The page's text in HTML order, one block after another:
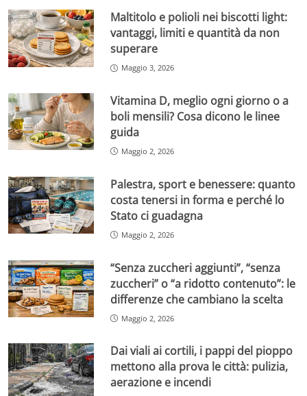
Maltitolo e polioli nei biscotti light:
vantaggi, limiti e quantità da non
superare
Maggio 3, 2026
Vitamina D, meglio ogni giorno o a
boli mensili? Cosa dicono le linee
guida
Maggio 2, 2026
Palestra, sport e benessere: quanto
costa tenersi in forma e perché lo
Stato ci guadagna
Maggio 2, 2026
“Senza zuccheri aggiunti”, “senza
zuccheri” o “a ridotto contenuto”: le
differenze che cambiano la scelta
Maggio 2, 2026
Dai viali ai cortili, i pappi del pioppo
mettono alla prova le città: pulizia,
aerazione e incendi